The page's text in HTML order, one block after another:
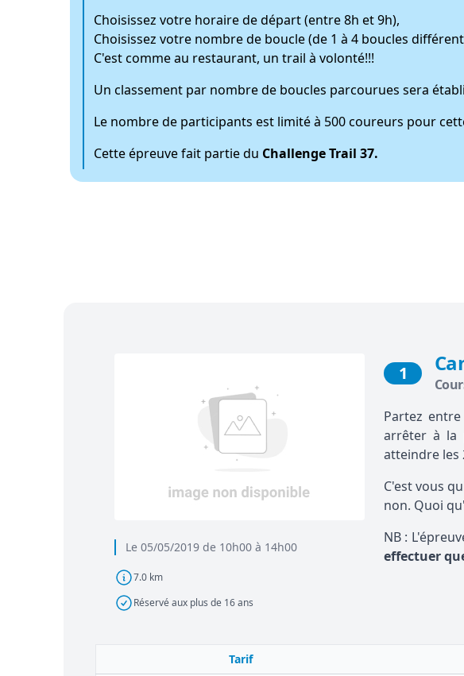
Choisissez votre horaire de départ (entre 8h et 9h),
Choisissez votre nombre de boucle (de 1 à 4 boucles
C'est comme au restaurant, un trail à volonté!!!
Un classement par nombre de boucles parcourues sera
Le nombre de participants est limité à 500 coureurs pour
Cette épreuve fait partie du Challenge Trail 37.
Le 05/05/2019 de 10h00 à 14h00
7.0 km
Réservé aux plus de 16 ans
1
Partez
arrêter à la
atteindre les
C'est vous
non. Quoi
NB :
effectuer
Tarif